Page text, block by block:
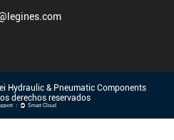
Hydraulic & Pneumatic Components
derechos reservados